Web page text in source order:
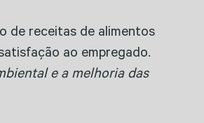
de receitas de alimentos
ao empregado.
e a melhoria das